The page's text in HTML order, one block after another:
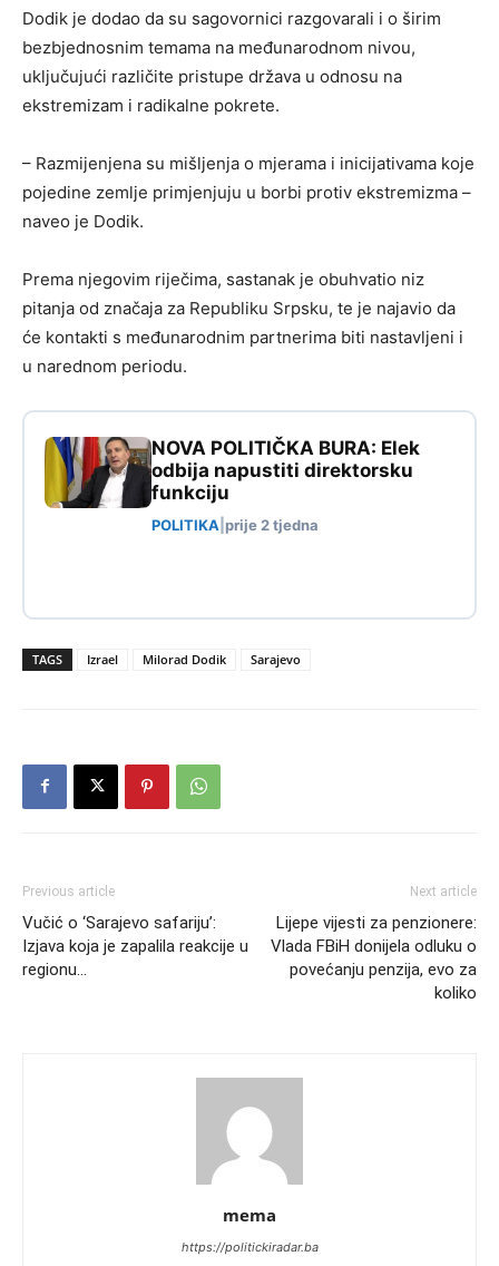
Dodik je dodao da su sagovornici razgovarali i o širim
bezbjednosnim temama na međunarodnom nivou,
uključujući različite pristupe država u odnosu na
ekstremizam i radikalne pokrete.
– Razmijenjena su mišljenja o mjerama i inicijativama koje
pojedine zemlje primjenjuju u borbi protiv ekstremizma –
naveo je Dodik.
Prema njegovim riječima, sastanak je obuhvatio niz
pitanja od značaja za Republiku Srpsku, te je najavio da
će kontakti s međunarodnim partnerima biti nastavljeni i
u narednom periodu.
NOVA POLITIČKA BURA: Elek
odbija napustiti direktorsku
funkciju
POLITIKA prije 2 tjedna
TAGS Izrael Milorad Dodik Sarajevo
Previous article
Vučić o ‘Sarajevo safariju’:
Izjava koja je zapalila reakcije u
regionu…
Next article
Lijepe vijesti za penzionere:
Vlada FBiH donijela odluku o
povećanju penzija, evo za
koliko
mema
https://politickiradar.ba